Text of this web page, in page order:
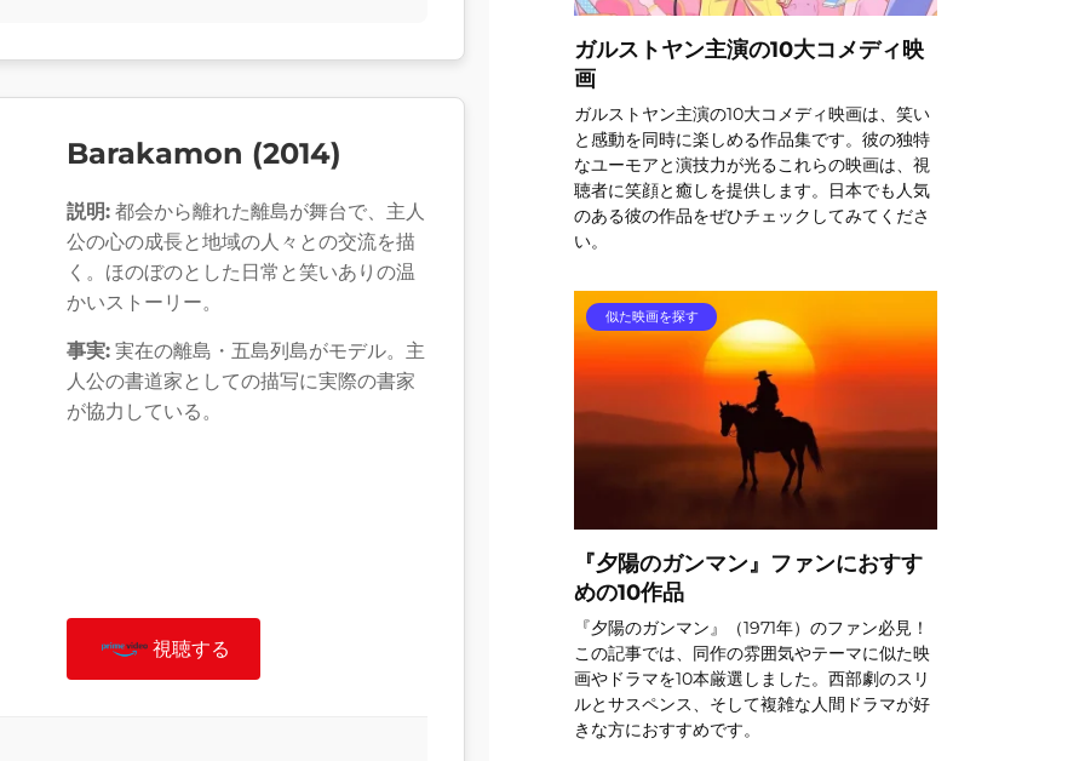
Barakamon (2014)
説明: 都会から離れた離島が舞台で、主人
公の心の成長と地域の人々との交流を描
く。ほのぼのとした日常と笑いありの温
かいストーリー。
事実: 実在の離島・五島列島がモデル。主
人公の書道家としての描写に実際の書家
が協力している。
視聴する
ガルストヤン主演の10大コメディ映
画
ガルストヤン主演の10大コメディ映画は、笑い
と感動を同時に楽しめる作品集です。彼の独特
なユーモアと演技力が光るこれらの映画は、視
聴者に笑顔と癒しを提供します。日本でも人気
のある彼の作品をぜひチェックしてみてくださ
い。
似た映画を探す
『夕陽のガンマン』ファンにおすす
めの10作品
『夕陽のガンマン』（1971年）のファン必見！
この記事では、同作の雰囲気やテーマに似た映
画やドラマを10本厳選しました。西部劇のスリ
ルとサスペンス、そして複雑な人間ドラマが好
きな方におすすめです。